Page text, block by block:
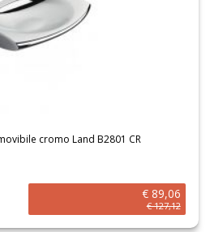
cromo Land B2801 CR
€ 89,06
€ 127,12